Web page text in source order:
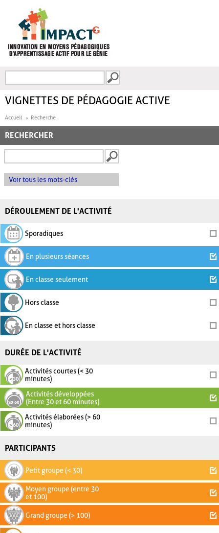
FORMULAIRE DE
VIGNETTES DE PÉDAGOGIE ACTIVE
Accueil Recherche
RECHERCHER
Voir tous les mots-clés
DÉROULEMENT DE L'ACTIVITÉ
Sporadiques
En plusieurs séances
En classe seulement
Hors classe
En classe et hors classe
DURÉE DE L'ACTIVITÉ
Activités courtes (< 30
minutes)
Activités développées
(Entre 30 et 60 minutes)
Activités élaborées (> 60
minutes)
PARTICIPANTS
Petit groupe (< 30)
Moyen groupe (entre 30
et 100)
Grand groupe (> 100)